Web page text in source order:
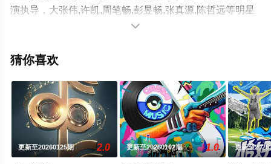
演执导，大张伟,许凯,周笔畅,彭昱畅,张真源,陈哲远等明星
精彩演绎的大陆综艺节目，手机免费观看高清无删减完整
综艺、电视猫或剧情网等平台了解。

猜你喜欢
更新至20260125期 2.0 更新至20260102期 1.0 更新至